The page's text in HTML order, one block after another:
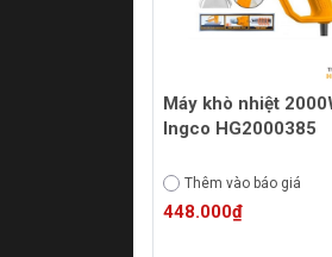
Máy khò nhiệt
Ingco HG2000385
Thêm vào báo giá
448.000₫